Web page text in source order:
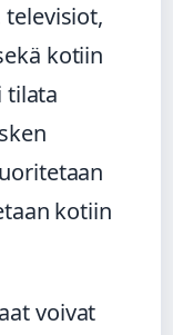
kotiin
tilata
kotiin
voivat